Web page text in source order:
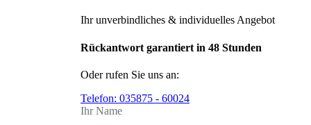
Ihr unverbindliches & individuelles Angebot
Rückantwort garantiert in 48 Stunden
Oder rufen Sie uns an:
Telefon: 035875 - 60024
Ihr Name